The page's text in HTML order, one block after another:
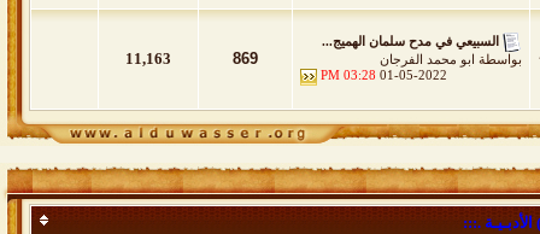
السبيعي في مدح سلمان الهميج...
بواسطة ابو محمد الفرجان
01-05-2022
03:28 PM
869
11,163
.:::